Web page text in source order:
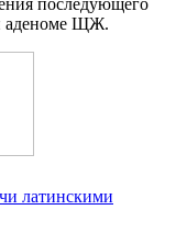
последующего
аденоме ЩЖ.
латинскими